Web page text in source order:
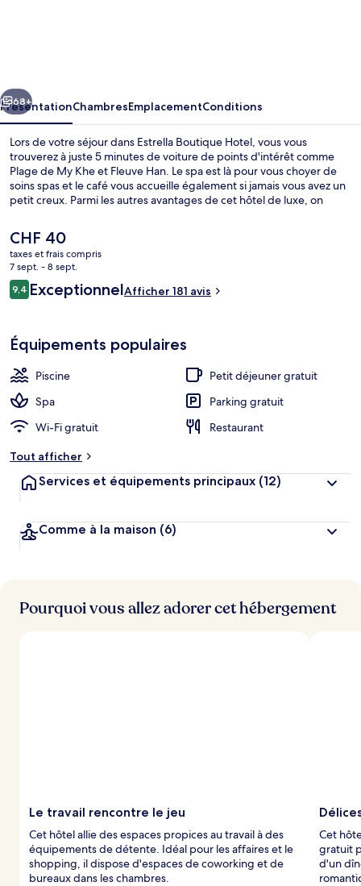
Suivant
68+
PrésentationChambresEmplacementConditions
Lors de votre séjour dans Estrella Boutique Hotel, vous vous
trouverez à juste 5 minutes de voiture de points d'intérêt comme
Plage de My Khe et Fleuve Han. Le spa est là pour vous choyer de
soins spas et le café vous accueille également si jamais vous avez un
petit creux. Parmi les autres avantages de cet hôtel de luxe, on
de fitness, l'idéal pour des vacances sans soucis. Les autres
voyageurs adorent le personnel attentionné.
Le
prix
actuel
est
de
CHF 40
taxes et frais compris
7 sept. - 8 sept.
Avis
voyageurs
9,49,4 sur 10
ExceptionnelAfficher 181 avis
Équipements populaires
Piscine
Petit déjeuner gratuit
Spa
Parking gratuit
Wi-Fi gratuit
Restaurant
Tout afficher
Services et équipements principaux (12)
Comme à la maison (6)
Pourquoi vous allez adorer cet hébergement
Le travail rencontre le jeu
Cet hôtel allie des espaces propices au travail à des
équipements de détente. Idéal pour les affaires et le
shopping, il dispose d'espaces de coworking et de
bureaux dans les chambres.
Cet
gratuit
d'un